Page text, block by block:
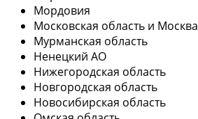
Мордовия
Московская область и Москва
Мурманская область
Ненецкий АО
Нижегородская область
Новгородская область
Новосибирская область